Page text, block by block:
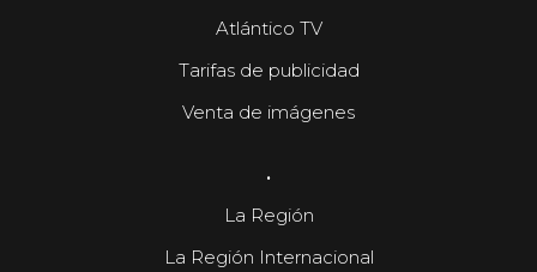
Atlántico TV
Tarifas de publicidad
Venta de imágenes
.
La Región
La Región Internacional